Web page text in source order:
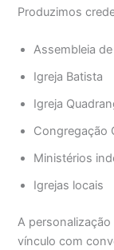
Produzimos
Assembleia de
Igreja Batista
Igreja
Congregação
Ministérios
Igrejas locais
A
vínculo com